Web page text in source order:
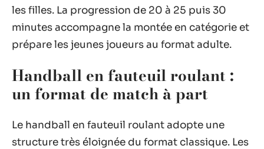
les filles. La progression de 20 à 25 puis 30
minutes accompagne la montée en catégorie et
prépare les jeunes joueurs au format adulte.
Handball en fauteuil roulant :
un format de match à part
Le handball en fauteuil roulant adopte une
structure très éloignée du format classique. Les